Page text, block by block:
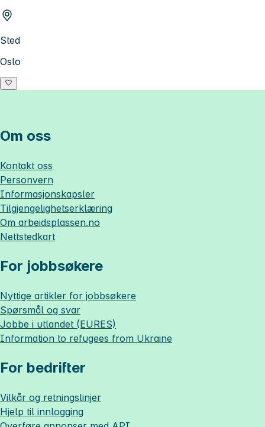
Sted
Oslo
Om oss
Kontakt oss
Personvern
Informasjonskapsler
Tilgjengelighetserklæring
Om arbeidsplassen.no
Nettstedkart
For jobbsøkere
Nyttige artikler for jobbsøkere
Spørsmål og svar
Jobbe i utlandet (EURES)
Information to refugees from Ukraine
For bedrifter
Vilkår og retningslinjer
Hjelp til innlogging